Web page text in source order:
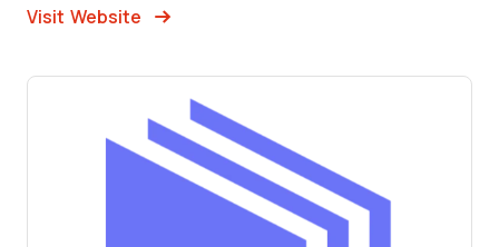
Visit Website Opens New Window